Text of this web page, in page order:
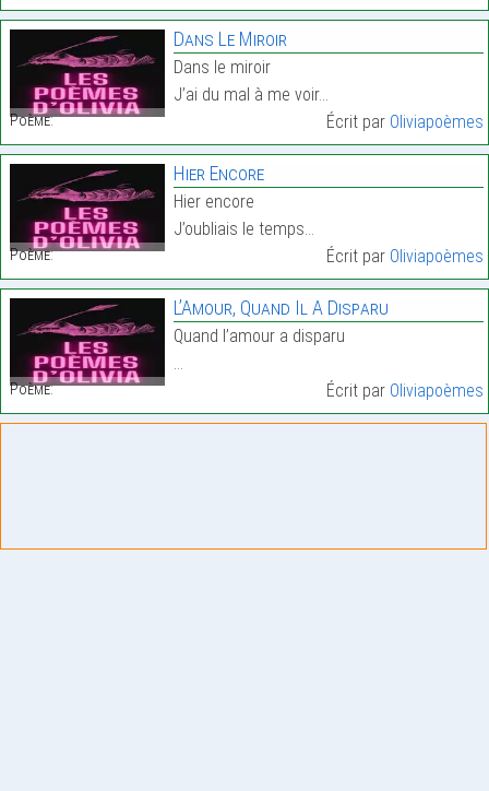
Poème:
Dans Le Miroir
Dans le miroir
J’ai du mal à me voir…
Écrit par Oliviapoèmes
Poème:
Hier Encore
Hier encore
J’oubliais le temps…
Écrit par Oliviapoèmes
Poème:
L’Amour, Quand Il A Disparu
Quand l’amour a disparu
…
Écrit par Oliviapoèmes